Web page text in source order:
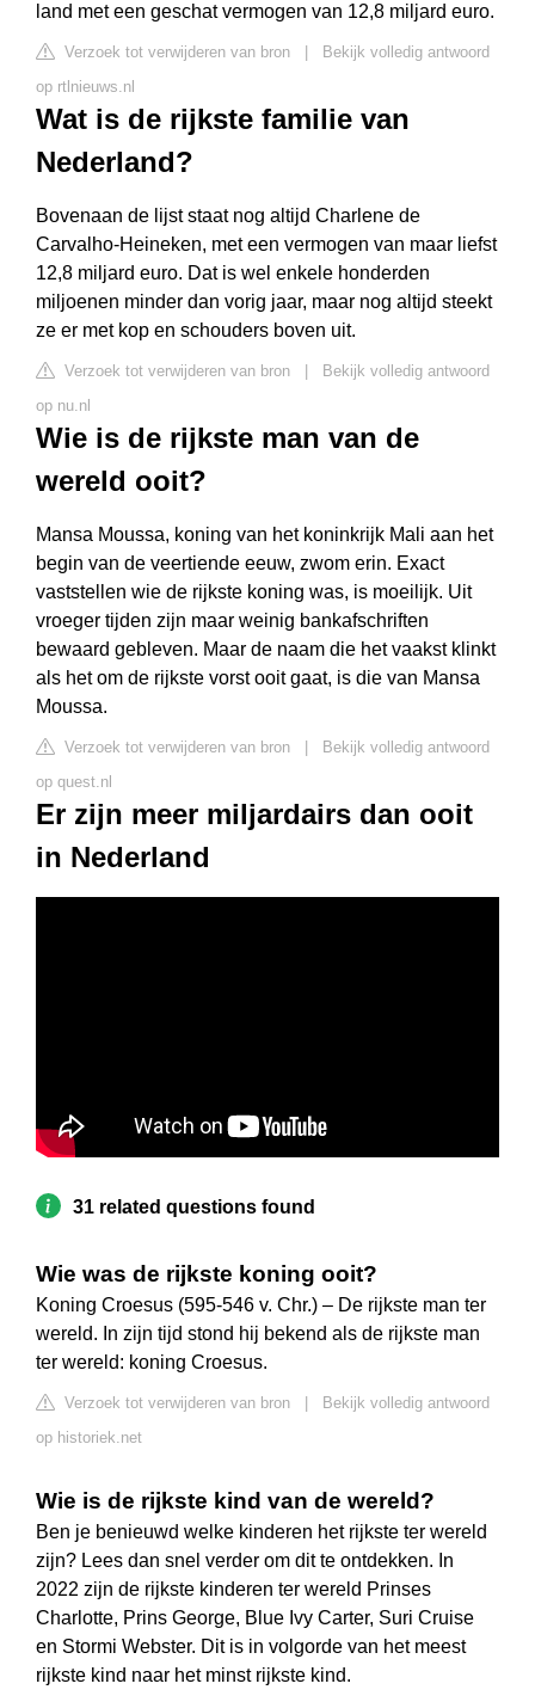
land met een geschat vermogen van 12,8 miljard euro.
Verzoek tot verwijderen van bron
Bekijk volledig antwoord
op rtlnieuws.nl
Wat is de rijkste familie van
Nederland?
Bovenaan de lijst staat nog altijd Charlene de
Carvalho-Heineken, met een vermogen van maar liefst
12,8 miljard euro. Dat is wel enkele honderden
miljoenen minder dan vorig jaar, maar nog altijd steekt
ze er met kop en schouders boven uit.
Verzoek tot verwijderen van bron
Bekijk volledig antwoord
op nu.nl
Wie is de rijkste man van de
wereld ooit?
Mansa Moussa, koning van het koninkrijk Mali aan het
begin van de veertiende eeuw, zwom erin. Exact
vaststellen wie de rijkste koning was, is moeilijk. Uit
vroeger tijden zijn maar weinig bankafschriften
bewaard gebleven. Maar de naam die het vaakst klinkt
als het om de rijkste vorst ooit gaat, is die van Mansa
Moussa.
Verzoek tot verwijderen van bron
Bekijk volledig antwoord
op quest.nl
Er zijn meer miljardairs dan ooit
in Nederland
31 related questions found
Wie was de rijkste koning ooit?
Koning Croesus (595-546 v. Chr.) – De rijkste man ter
wereld. In zijn tijd stond hij bekend als de rijkste man
ter wereld: koning Croesus.
Verzoek tot verwijderen van bron
Bekijk volledig antwoord
op historiek.net
Wie is de rijkste kind van de wereld?
Ben je benieuwd welke kinderen het rijkste ter wereld
zijn? Lees dan snel verder om dit te ontdekken. In
2022 zijn de rijkste kinderen ter wereld Prinses
Charlotte, Prins George, Blue Ivy Carter, Suri Cruise
en Stormi Webster. Dit is in volgorde van het meest
rijkste kind naar het minst rijkste kind.